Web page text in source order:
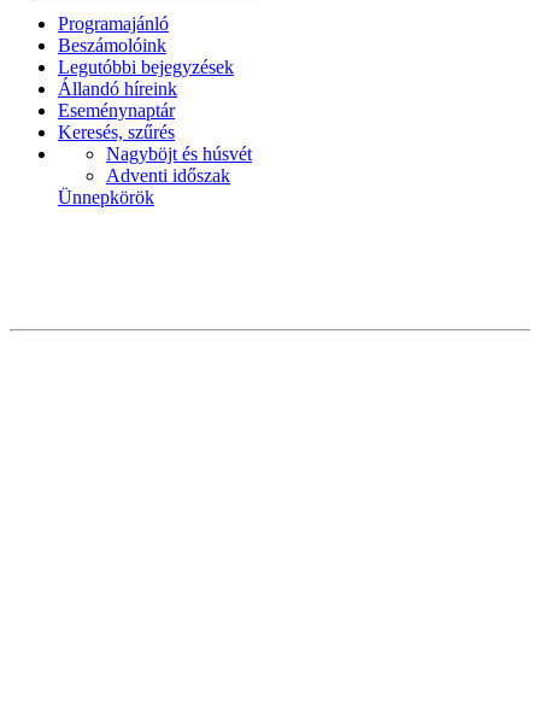
Programajánló
Beszámolóink
Legutóbbi bejegyzések
Állandó híreink
Eseménynaptár
Keresés, szűrés
Nagyböjt és húsvét
Adventi időszak
Ünnepkörök